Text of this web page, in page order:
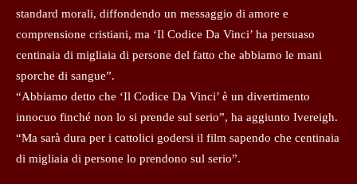
standard morali, diffondendo un messaggio di amore e
comprensione cristiani, ma ‘Il Codice Da Vinci’ ha persuaso
centinaia di migliaia di persone del fatto che abbiamo le mani
sporche di sangue”.
“Abbiamo detto che ‘Il Codice Da Vinci’ è un divertimento
innocuo finché non lo si prende sul serio”, ha aggiunto Ivereigh.
“Ma sarà dura per i cattolici godersi il film sapendo che centinaia
di migliaia di persone lo prendono sul serio”.